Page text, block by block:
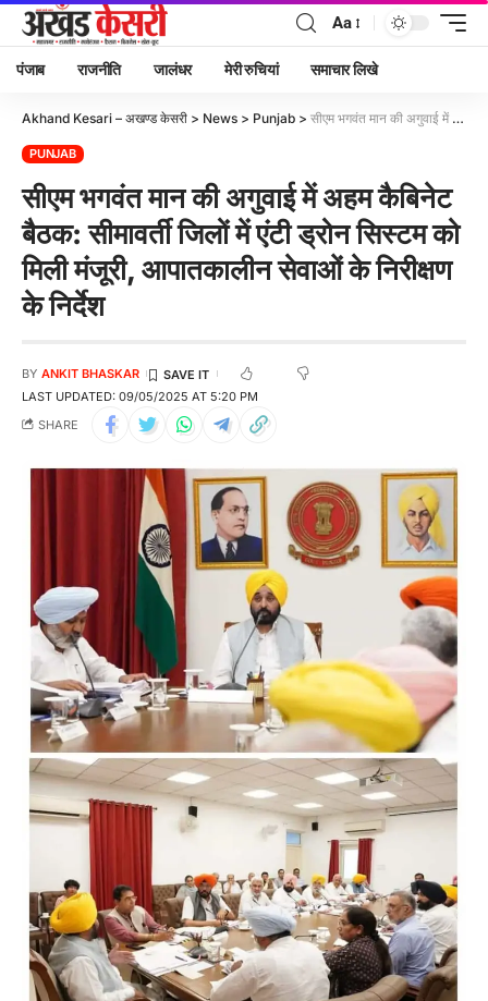
Aa
पंजाब राजनीति जालंधर मेरी रुचियां समाचार लिखे
Akhand Kesari – अखण्ड केसरी > News > Punjab > सीएम भगवंत मान की अगुवाई में अहम कैबिनेट बैठक: सीमावर्ती जिलों में एंटी ड्रोन सिस्टम को मिली मंजूरी, आपातकालीन सेवाओं के निरीक्षण के निर्देश
PUNJAB
सीएम भगवंत मान की अगुवाई में अहम कैबिनेट
बैठक: सीमावर्ती जिलों में एंटी ड्रोन सिस्टम को
मिली मंजूरी, आपातकालीन सेवाओं के निरीक्षण
के निर्देश
LAST UPDATED: 09/05/2025 AT 5:20 PM
BY ANKIT BHASKAR
SHARE